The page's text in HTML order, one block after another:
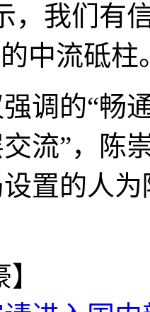
，我们有
中流砥柱
的“畅通
流”，陈
置的人